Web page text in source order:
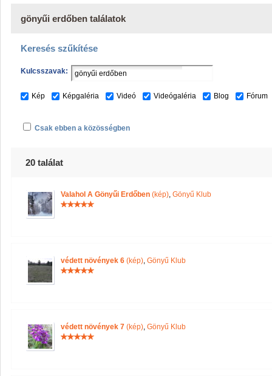
gönyűi erdőben találatok
Keresés szűkítése
Kulcsszavak:
Kép Képgaléria Videó Videógaléria Blog Fórum
Csak ebben a közösségben
20 találat
Valahol A Gönyűi Erdőben (kép), Gönyű Klub
védett növények 6 (kép), Gönyű Klub
védett növények 7 (kép), Gönyű Klub